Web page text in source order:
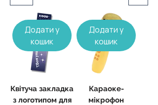
Додати у
кошик
Квітуча закладка
з логотипом для
Додати у
кошик
Караоке-
мікрофон